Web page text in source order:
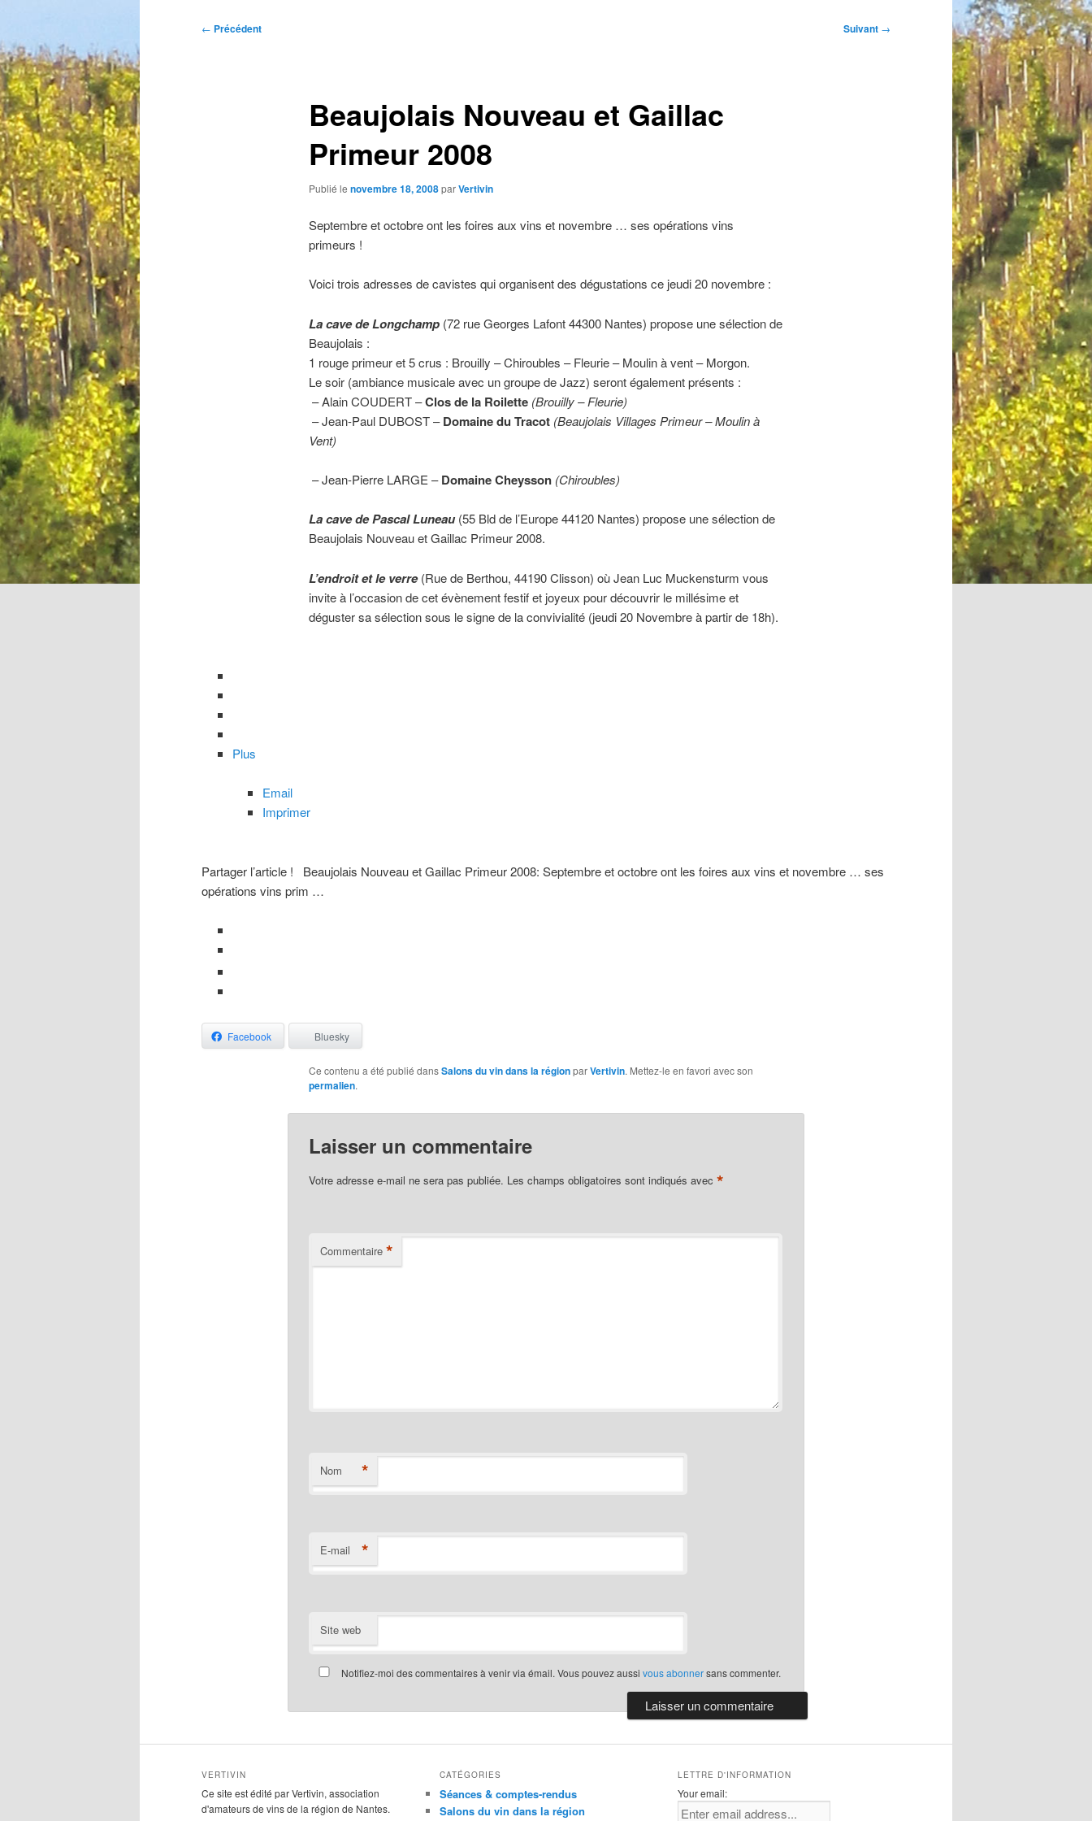
Navigation
← Précédent Suivant →
Beaujolais Nouveau et Gaillac
Primeur 2008
Publié le novembre 18, 2008parVertivin
Septembre et octobre ont les foires aux vins et novembre … ses opérations vins
primeurs !
Voici trois adresses de cavistes qui organisent des dégustations ce jeudi 20 novembre :
La cave de Longchamp (72 rue Georges Lafont 44300 Nantes) propose une sélection de
Beaujolais :
1 rouge primeur et 5 crus : Brouilly – Chiroubles – Fleurie – Moulin à vent – Morgon.
Le soir (ambiance musicale avec un groupe de Jazz) seront également présents :
– Alain COUDERT –Clos de la Roilette (Brouilly – Fleurie)
– Jean-Paul DUBOST – Domaine du Tracot (Beaujolais Villages Primeur – Moulin à
Vent)
– Jean-Pierre LARGE –Domaine Cheysson (Chiroubles)
La cave de Pascal Luneau (55 Bld de l’Europe 44120 Nantes) propose une sélection de
Beaujolais Nouveau et Gaillac Primeur 2008.
L’endroit et le verre(Rue de Berthou, 44190 Clisson) où Jean Luc Muckensturm vous
invite à l’occasion de cet évènement festif et joyeux pour découvrir le millésime et
déguster sa sélection sous le signe de la convivialité (jeudi 20 Novembre à partir de 18h).
Plus
Email
Imprimer
Partager l’article !
Beaujolais Nouveau et Gaillac Primeur 2008: Septembre et octobre ont les foires aux vins et novembre … ses
opérations vins prim …
Facebook Bluesky
Ce contenu a été publié dansSalons du vin dans la régionparVertivin. Mettez-le en favori avec son
permalien.
Laisser un commentaire
Votre adresse e-mail ne sera pas publiée. Les champs obligatoires sont indiqués avec *
Commentaire *
Nom *
E-mail *
Site web
Notifiez-moi des commentaires à venir via émail. Vous pouvez aussi vous abonnersans commenter.
VERTIVIN
Ce site est édité par Vertivin, association
d'amateurs de vins de la région de Nantes.
CATÉGORIES
Séances & comptes-rendus
Salons du vin dans la région
LETTRE D'INFORMATION
Your email: